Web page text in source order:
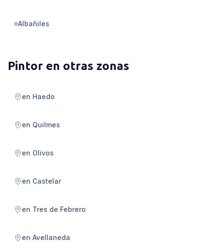
Albañiles
Pintor en otras zonas
en Haedo
en Quilmes
en Olivos
en Castelar
en Tres de Febrero
en Avellaneda